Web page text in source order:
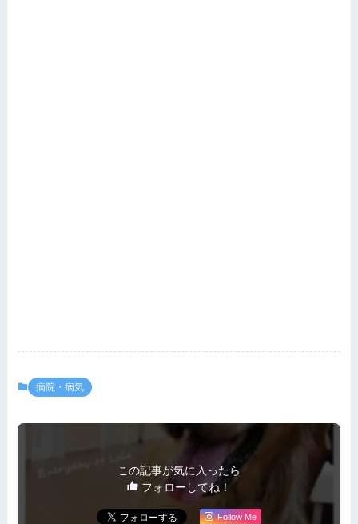
病院・病気
この記事が気に入ったら
フォローしてね！
Follow Me